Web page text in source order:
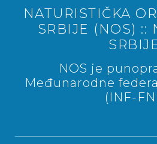
NATURISTIČKA
SRBIJE (NOS) ::
NOS je
Međunarodne
(INF-